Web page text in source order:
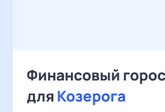
Финансовый
для Козерога